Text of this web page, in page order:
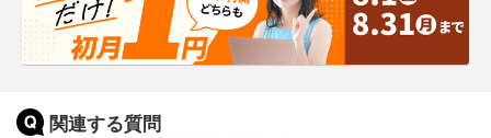
関連する質問